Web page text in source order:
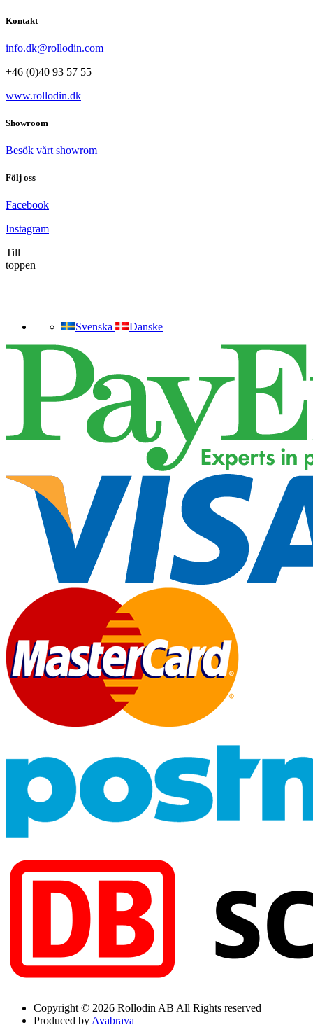
Kontakt
info.dk@rollodin.com
+46 (0)40 93 57 55
www.rollodin.dk
Showroom
Besök vårt showrom
Följ oss
Facebook
Instagram
Till
toppen
Svenska Danske
Copyright © 2026 Rollodin AB All Rights reserved
Produced byAvabrava